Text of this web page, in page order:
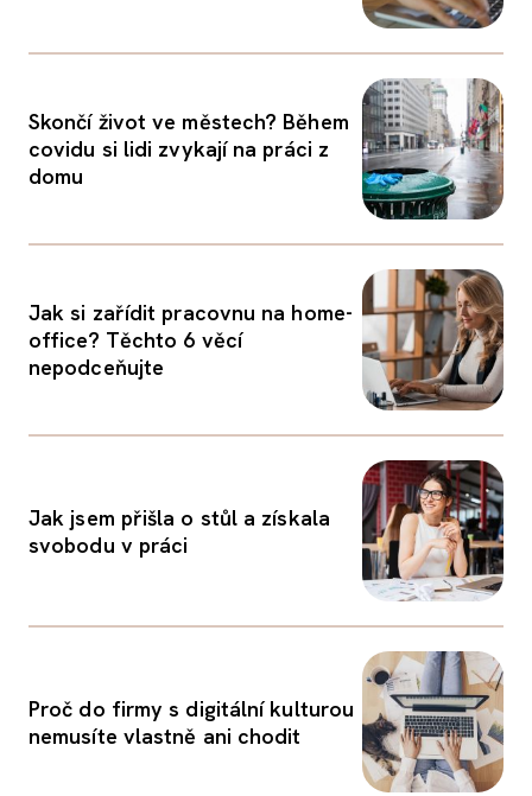
Skončí život ve městech? Během
covidu si lidi zvykají na práci z
domu
Jak si zařídit pracovnu na home-
office? Těchto 6 věcí
nepodceňujte
Jak jsem přišla o stůl a získala
svobodu v práci
Proč do firmy s digitální kulturou
nemusíte vlastně ani chodit